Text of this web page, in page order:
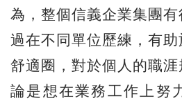
為，整個信義企業集團
過在不同單位歷練，有
舒適圈，對於個人的職
論是想在業務工作上努